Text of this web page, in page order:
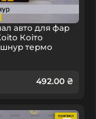
авто для фар
Коіто
термо
492.00 ₴